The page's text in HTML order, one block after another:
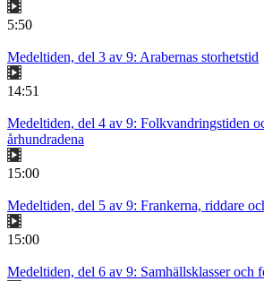
5:50
Medeltiden, del 3 av 9: Arabernas storhetstid
14:51
Medeltiden, del 4 av 9: Folkvandringstiden
århundradena
15:00
Medeltiden, del 5 av 9: Frankerna, riddare
15:00
Medeltiden, del 6 av 9: Samhällsklasser och